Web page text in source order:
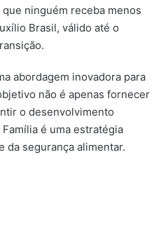
ninguém receba menos
Brasil, válido até o
abordagem inovadora para
não é apenas fornecer
o desenvolvimento
é uma estratégia
da segurança alimentar.